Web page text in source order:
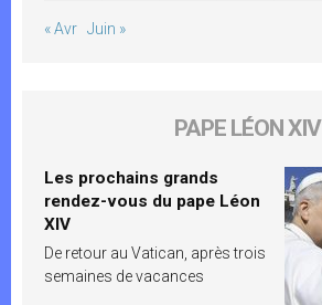
« Avr Juin »
PAPE LÉON XIV
Les prochains grands
rendez-vous du pape Léon
XIV
De retour au Vatican, après trois
semaines de vacances